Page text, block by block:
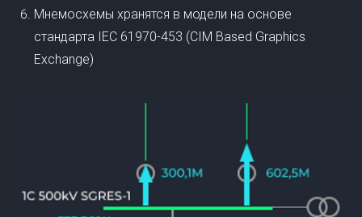
​Мнемосхемы хранятся в модели на основе
стандарта IEC 61970-453 (CIM Based Graphics
Exchange)